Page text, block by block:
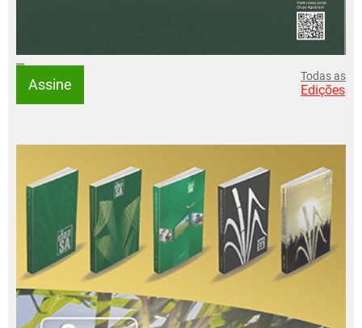
Assine Todas as
Edições